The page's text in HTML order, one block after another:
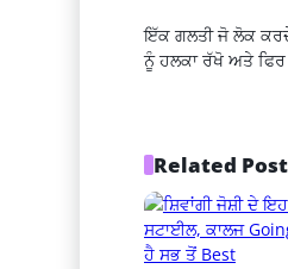
ਇੱਕ ਗਲਤੀ ਜੋ ਲੋਕ
ਨੂੰ ਹਲਕਾ ਰੱਖੋ ਅਤੇ ਫਿਰ
Related